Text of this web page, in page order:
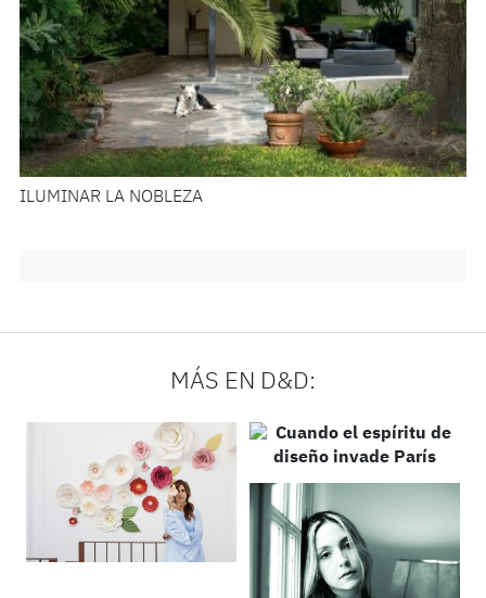
ILUMINAR LA NOBLEZA
MÁS EN D&D: